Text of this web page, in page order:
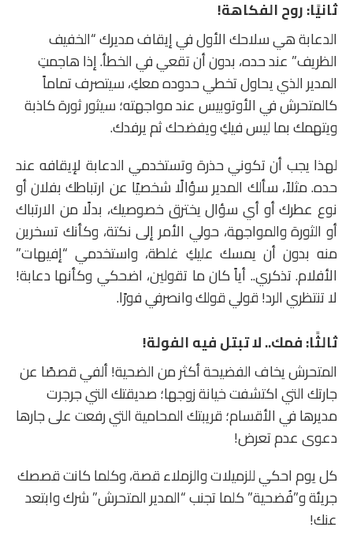
ثانيًا: روح الفكاهة!
الدعابة هي سلاحك الأول في إيقاف مديرك “الخفيف
الظريف” عند حده، بدون أن تقعي في الخطأ. إذا هاجمتِ
المدير الذي يحاول تخطي حدوده معكِ، سيتصرف تماماً
كالمتحرش في الأوتوبيس عند مواجهته؛ سيثور ثورة كاذبة
ويتهمك بما ليس فيكِ ويفضحك ثم يرفدك.
لهذا يجب أن تكوني حذرة وتستخدمي الدعابة لإيقافه عند
حده. مثلاً، سألك المدير سؤالًا شخصيًا عن ارتباطك بفلان أو
نوع عطرك أو أي سؤال يخترق خصوصيك، بدلًا من الارتباك
أو الثورة والمواجهة، حولي الأمر إلى نكتة، وكأنك تسخرين
منه بدون أن يمسك عليكِ غلطة، واستخدمي “إفيهات”
الأفلام. تذكري.. أياً كان ما تقولين، اضحكي وكأنها دعابة!
لا تنتظري الرد! قولي قولك وانصرفي فورًا.
ثالثًا: فمك.. لا تبتل فيه الفولة!
المتحرش يخاف الفضيحة أكثر من الضحية! ألفي قصصًا عن
جارتك التي اكتشفت خيانة زوجها؛ صديقتك التي جرجرت
مديرها في الأقسام؛ قريبتك المحامية التي رفعت على جارها
دعوى عدم تعرض!
كل يوم احكي للزميلات والزملاء قصة، وكلما كانت قصصك
جريئة و”فُضحية” كلما تجنب “المدير المتحرش” شرك وابتعد
عنك!